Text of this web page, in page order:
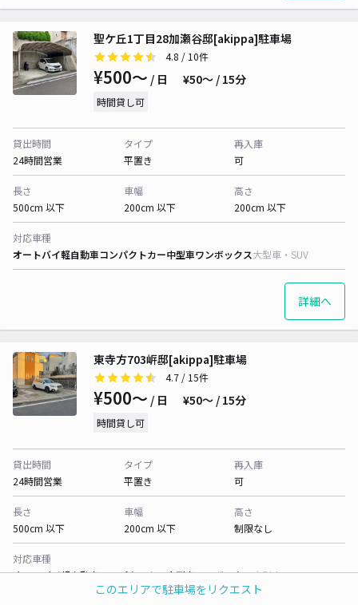
このエリアで駐車場をリクエスト
聖ケ丘1丁目28加瀬谷邸[akippa]駐車場
4.8 / 10件
¥500〜 / 日 ¥50〜 / 15分
時間貸し可
貸出時間
24時間営業
タイプ
平置き
再入庫
可
長さ
500cm 以下
車幅
200cm 以下
高さ
200cm 以下
対応車種
オートバイ軽自動車コンパクトカー中型車ワンボックス大型車・SUV
詳細へ
東寺方703㟁邸[akippa]駐車場
4.7 / 15件
¥500〜 / 日 ¥50〜 / 15分
時間貸し可
貸出時間
24時間営業
タイプ
平置き
再入庫
可
長さ
500cm 以下
車幅
200cm 以下
高さ
制限なし
対応車種
オートバイ軽自動車コンパクトカー中型車ワンボックス大型車・SUV